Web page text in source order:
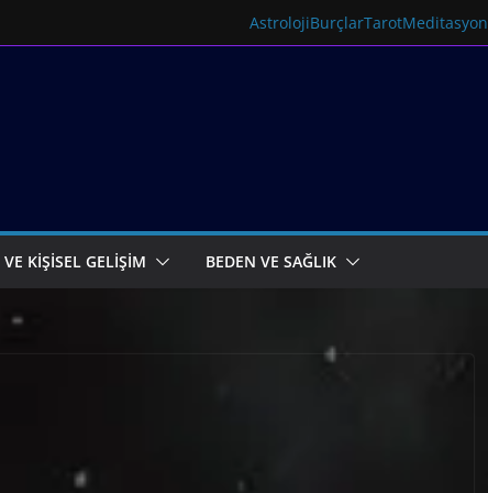
AstrolojiBurçlarTarotMeditasyon
KİŞİSEL GELİŞİM BEDEN VE SAĞLIK